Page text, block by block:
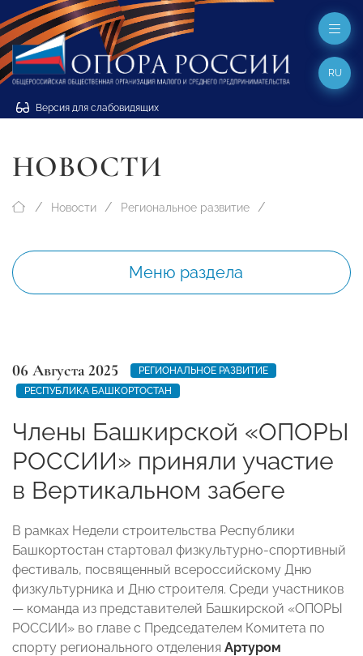
Версия для слабовидящих
RU
НОВОСТИ
Новости Региональное развитие
Меню раздела
06 Августа 2025
РЕГИОНАЛЬНОЕ РАЗВИТИЕ
РЕСПУБЛИКА БАШКОРТОСТАН
Члены Башкирской «ОПОРЫ
РОССИИ» приняли участие
в Вертикальном забеге
В рамках Недели строительства Республики
Башкортостан стартовал физкультурно-спортивный
фестиваль, посвященный всероссийскому Дню
физкультурника и Дню строителя. Среди участников
— команда из представителей Башкирской «ОПОРЫ
РОССИИ» во главе с Председателем Комитета по
спорту регионального отделения Артуром